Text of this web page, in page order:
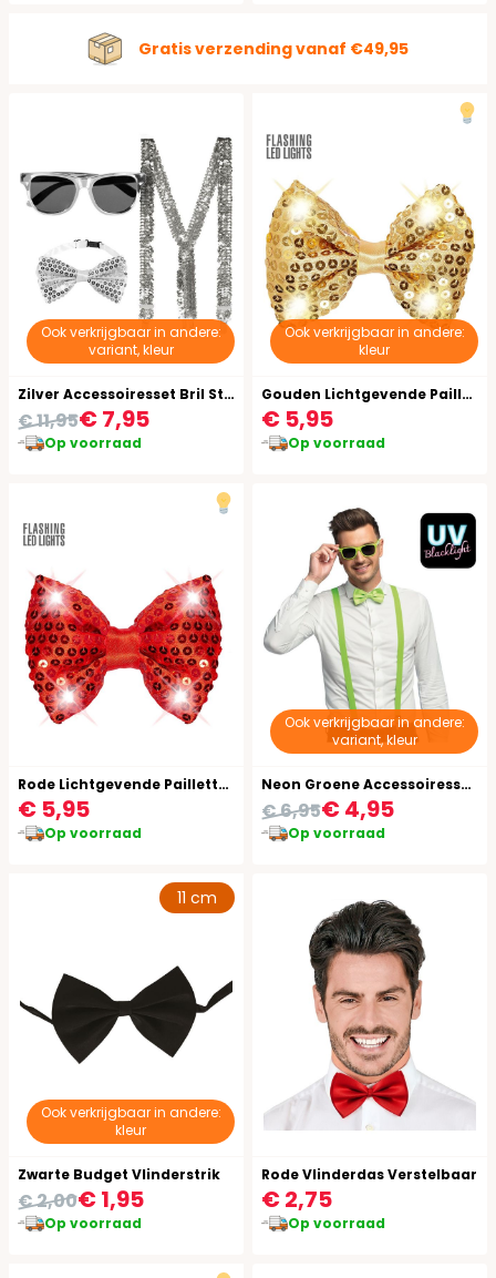
Gratis verzending vanaf €49,95
Ook verkrijgbaar in andere:
variant, kleur
Zilver Accessoiresset Bril Strik Bretels
€ 7,95
€ 11,95
Op voorraad
Ook verkrijgbaar in andere:
kleur
Gouden Lichtgevende Pailletten Vlinderstrik
€ 5,95
Op voorraad
Rode Lichtgevende Pailletten Vlinderstrik
€ 5,95
Op voorraad
Ook verkrijgbaar in andere:
variant, kleur
Neon Groene Accessoiresset Bril Strik Bretels
€ 4,95
€ 6,95
Op voorraad
Ook verkrijgbaar in andere:
kleur
11 cm
Zwarte Budget Vlinderstrik
€ 1,95
€ 2,00
Op voorraad
Rode Vlinderdas Verstelbaar
€ 2,75
Op voorraad